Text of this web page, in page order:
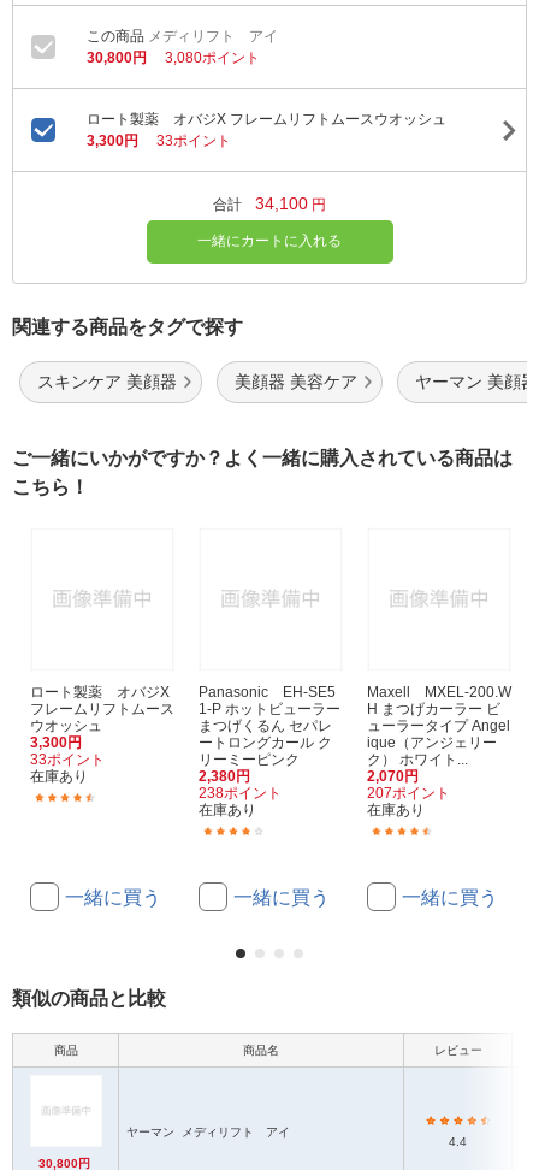
メディリフト アイ
30,800円
3,080ポイント
ロート製薬 オバジX フレームリフトムースウオッシュ
3,300円
33ポイント
合計 34,100 円
一緒にカートに入れる
関連する商品をタグで探す
スキンケア 美顔器 美顔器 美容ケア ヤーマン 美顔器
ご一緒にいかがですか？よく一緒に購入されている商品は
こちら！
ロート製薬 オバジX
フレームリフトムース
ウオッシュ
3,300円
33ポイント
在庫あり
一緒に買う
Panasonic EH-SE5
1-P ホットビューラー
まつげくるん セパレ
ートロングカール ク
リーミーピンク
2,380円
238ポイント
在庫あり
一緒に買う
Maxell MXEL-200.W
H まつげカーラー ビ
ューラータイプ Angel
ique（アンジェリー
ク） ホワイト...
2,070円
207ポイント
在庫あり
一緒に買う
類似の商品と比較
商品 商品名 レビュー
30,800円
ヤーマン メディリフト アイ
4.4